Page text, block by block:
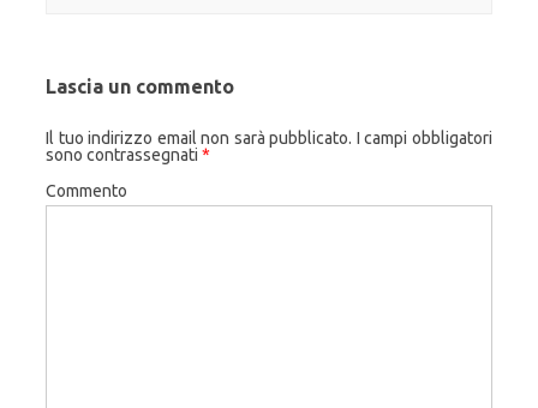
Lascia un commento
Il tuo indirizzo email non sarà pubblicato. I campi obbligatori
sono contrassegnati *
Commento